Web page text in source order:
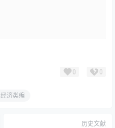
0 0
经济类编
历史文献